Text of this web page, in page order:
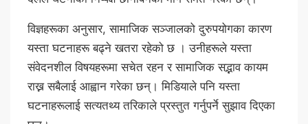
विज्ञहरूका अनुसार, सामाजिक सञ्जालको दुरुपयोगका कारण
यस्ता घटनाहरू बढ्ने खतरा रहेको छ । उनीहरूले यस्ता
संवेदनशील विषयहरूमा सचेत रहन र सामाजिक सद्भाव कायम
राख्न सबैलाई आह्वान गरेका छन्। मिडियाले पनि यस्ता
घटनाहरूलाई सत्यतथ्य तरिकाले प्रस्तुत गर्नुपर्ने सुझाव दिएका